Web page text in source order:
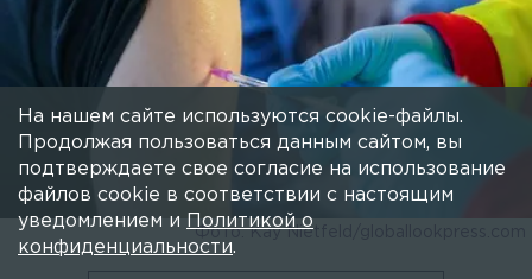
Фото: Kay Nietfeld/globallookpress.com
На нашем сайте используются cookie-файлы.
Продолжая пользоваться данным сайтом, вы
подтверждаете свое согласие на использование
файлов cookie в соответствии с настоящим
уведомлением и
Политикой о
конфиденциальности.